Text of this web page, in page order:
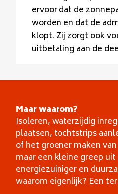
ervoor dat de
worden en dat de
klopt. Zij zorgt ook
uitbetaling aan de
Maar waarom?
Isoleren, waterzijdig
plaatsen, tochtstrips
of het groener maken
maar een kleine greep
energiezuiniger en
waarom eigenlijk? Een